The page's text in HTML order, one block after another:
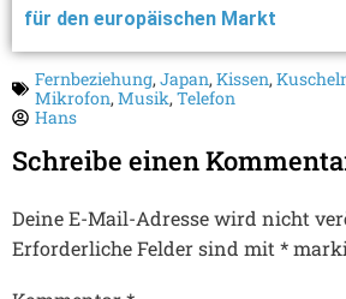
für den europäischen Markt
Fernbeziehung,Japan,Kissen,
Mikrofon,Musik,Telefon
Hans
Schreibe einen
Deine E-Mail-Adresse wird nicht
Erforderliche Felder sind mit *